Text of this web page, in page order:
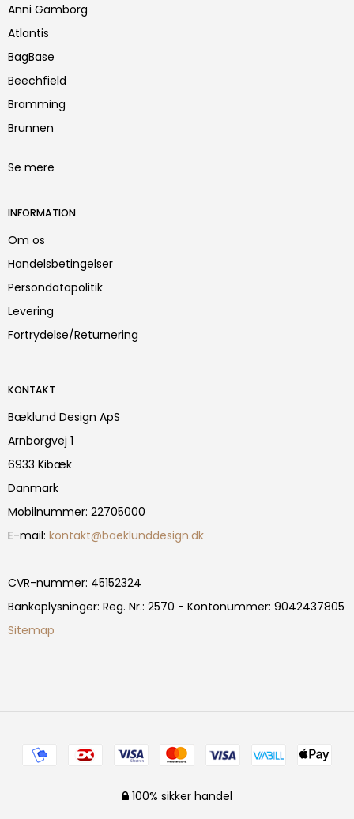
Anni Gamborg
Atlantis
BagBase
Beechfield
Bramming
Brunnen
Se mere
INFORMATION
Om os
Handelsbetingelser
Persondatapolitik
Levering
Fortrydelse/Returnering
KONTAKT
Bæklund Design ApS
Arnborgvej 1
6933 Kibæk
Danmark
Mobilnummer: 22705000
E-mail: kontakt@baeklunddesign.dk
CVR-nummer: 45152324
Bankoplysninger: Reg. Nr.: 2570 - Kontonummer: 9042437805
Sitemap
100% sikker handel